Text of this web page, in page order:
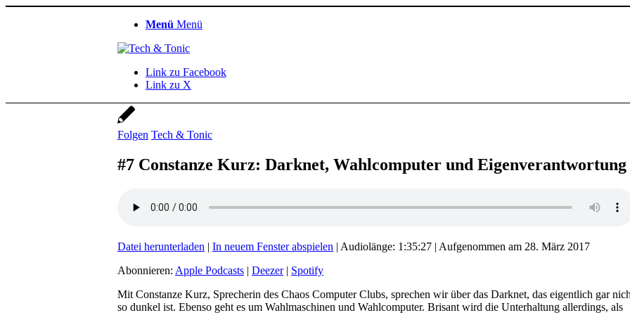
Menü Menü
Link zu Facebook
Link zu X
Folgen Tech & Tonic
#7 Constanze Kurz: Darknet, Wahlcomputer und Eigenverantwortung
Datei herunterladen | In neuem Fenster abspielen | Audiolänge: 1:35:27 | Aufgenommen am 28. März 2017
Abonnieren: Apple Podcasts | Deezer| Spotify
Mit Constanze Kurz, Sprecherin des Chaos Computer Clubs, sprechen wir über das Darknet, das eigentlich gar
so dunkel ist. Ebenso geht es um Wahlmaschinen und Wahlcomputer. Brisant wird die Unterhaltung allerdings, als